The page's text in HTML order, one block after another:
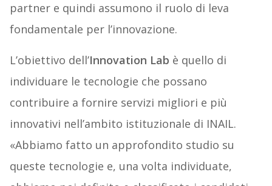
partner e quindi assumono il ruolo di leva
fondamentale per l’innovazione.
L’obiettivo dell’Innovation Lab è quello di
individuare le tecnologie che possano
contribuire a fornire servizi migliori e più
innovativi nell’ambito istituzionale di INAIL.
«Abbiamo fatto un approfondito studio su
queste tecnologie e, una volta individuate,